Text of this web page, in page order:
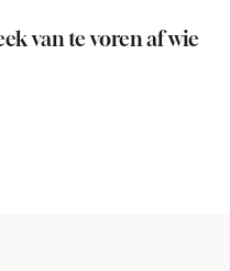
van te voren af wie